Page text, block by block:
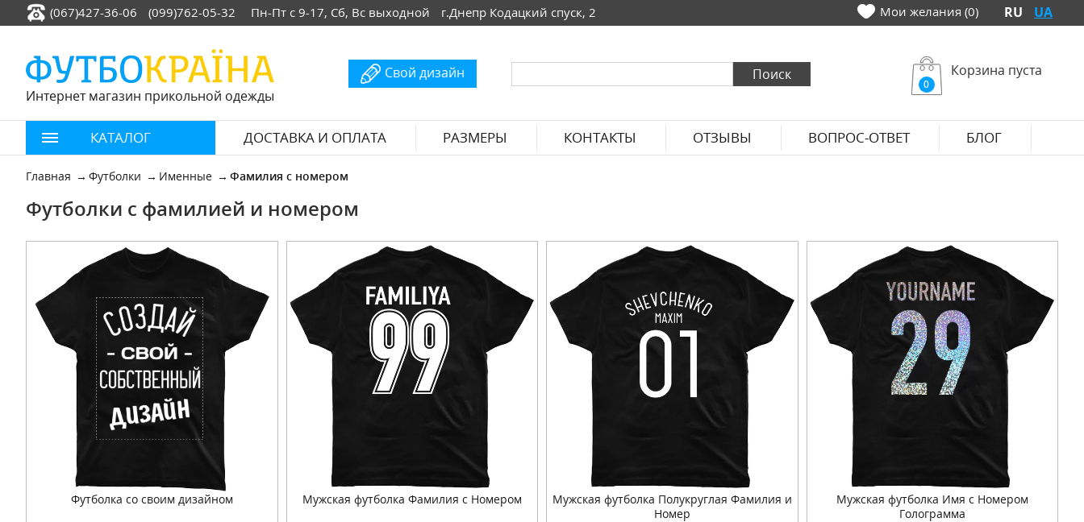
(067)427-36-06 (099)762-05-32 Пн-Пт с 9-17, Сб, Вс выходной г.Днепр Кодацкий спуск, 2 Мои желания (0) RU UA
Интернет магазин прикольной одежды
Свой дизайн
0
Корзина пуста
КАТАЛОГ ДОСТАВКА И ОПЛАТА РАЗМЕРЫ КОНТАКТЫ ОТЗЫВЫ ВОПРОС-ОТВЕТ БЛОГ
Главная Футболки Именные Фамилия с номером
Футболки с фамилией и номером
Футболка со своим дизайном Мужская футболка Фамилия с Номером
Мужская футболка Полукруглая Фамилия и
Номер
Мужская футболка Имя с Номером
Голограмма